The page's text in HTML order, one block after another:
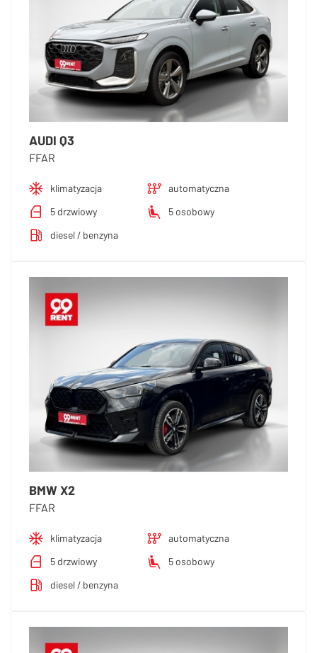
AUDI Q3
FFAR
klimatyzacja
automatyczna
5 drzwiowy
5 osobowy
diesel / benzyna
BMW X2
FFAR
klimatyzacja
automatyczna
5 drzwiowy
5 osobowy
diesel / benzyna